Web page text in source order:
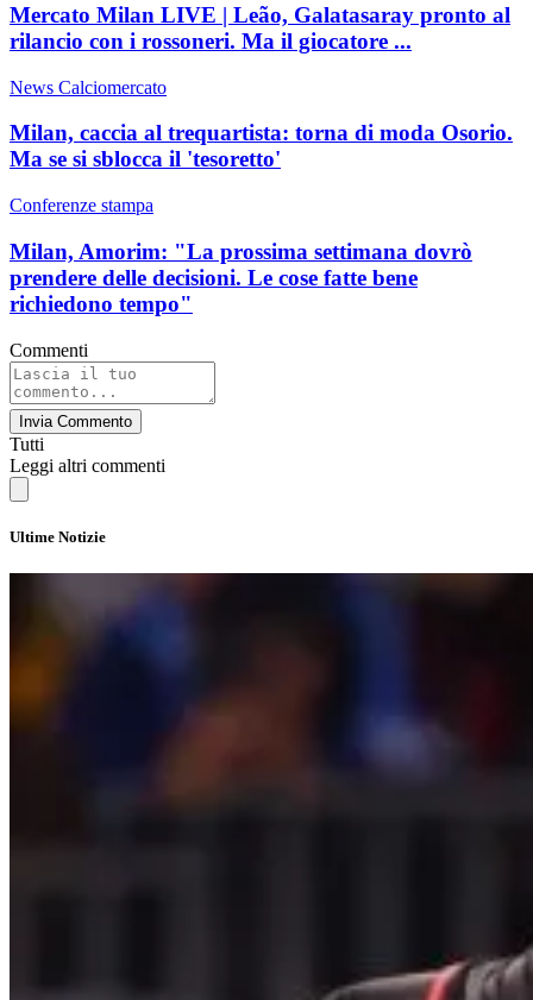
Mercato Milan LIVE | Leão, Galatasaray pronto al
rilancio con i rossoneri. Ma il giocatore ...
News Calciomercato
Milan, caccia al trequartista: torna di moda Osorio.
Ma se si sblocca il 'tesoretto'
Conferenze stampa
Milan, Amorim: "La prossima settimana dovrò
prendere delle decisioni. Le cose fatte bene
richiedono tempo"
Commenti
Invia Commento
Tutti
Leggi altri commenti
Ultime Notizie